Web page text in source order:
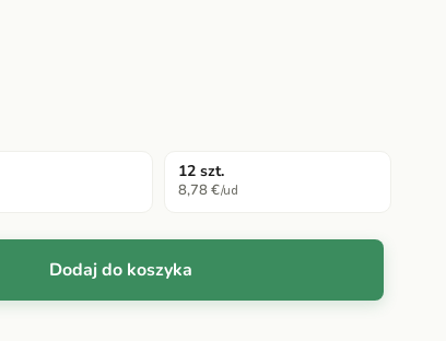
12 szt.
8,78 €/ud
Dodaj do koszyka